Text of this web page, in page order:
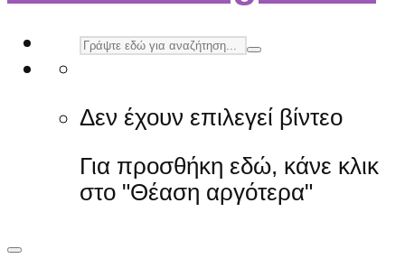
Δεν έχουν επιλεγεί βίντεο
Για προσθήκη εδώ, κάνε κλικ
στο "Θέαση αργότερα"